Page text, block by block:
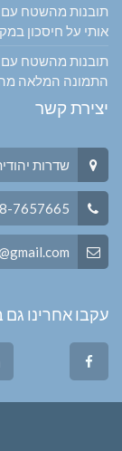
אותי על חיסכון
התמונה המלאה
יצירת קשר
שדרות יהודית 11 תל
עקבו אחרינו